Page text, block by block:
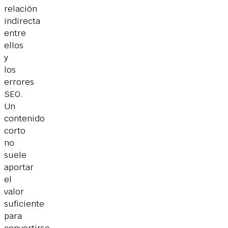
relación
indirecta
entre
ellos
y
los
errores
SEO.
Un
contenido
corto
no
suele
aportar
el
valor
suficiente
para